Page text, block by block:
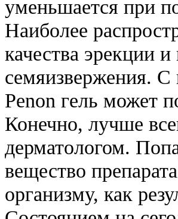
уменьшается при
Наиболее
качества эрекции
семяизвержения.
Penon гель может
Конечно, лучше
дерматологом.
вещество
организму, как